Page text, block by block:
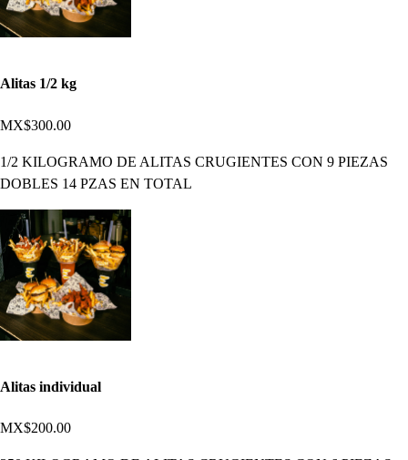
Alitas 1/2 kg
MX$300.00
1/2 KILOGRAMO DE ALITAS CRUGIENTES CON 9 PIEZAS
DOBLES 14 PZAS EN TOTAL
Alitas individual
MX$200.00